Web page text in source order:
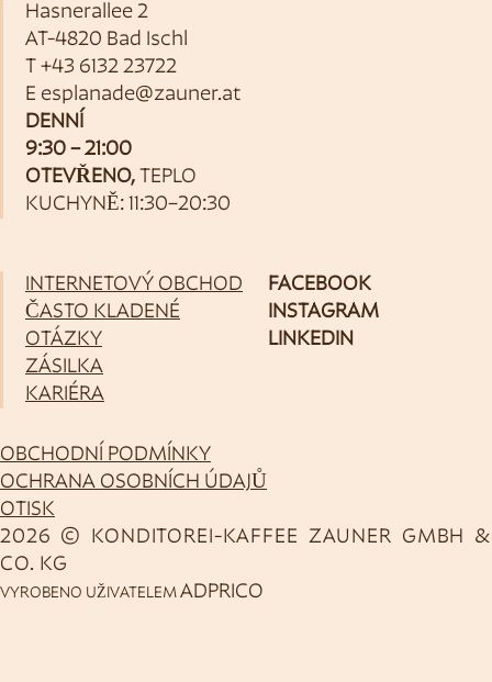
Hasnerallee 2
AT-4820 Bad Ischl
T +43 6132 23722
E esplanade@zauner.at
DENNÍ
9:30 – 21:00
OTEVŘENO, TEPLO
KUCHYNĚ: 11:30–20:30
INTERNETOVÝ OBCHOD
ČASTO KLADENÉ
OTÁZKY
ZÁSILKA
KARIÉRA
FACEBOOK
INSTAGRAM
LINKEDIN
2026 © KONDITOREI-KAFFEE ZAUNER GMBH &
CO. KG
OBCHODNÍ PODMÍNKY
OCHRANA OSOBNÍCH ÚDAJŮ
OTISK
VYROBENO UŽIVATELEM ADPRICO